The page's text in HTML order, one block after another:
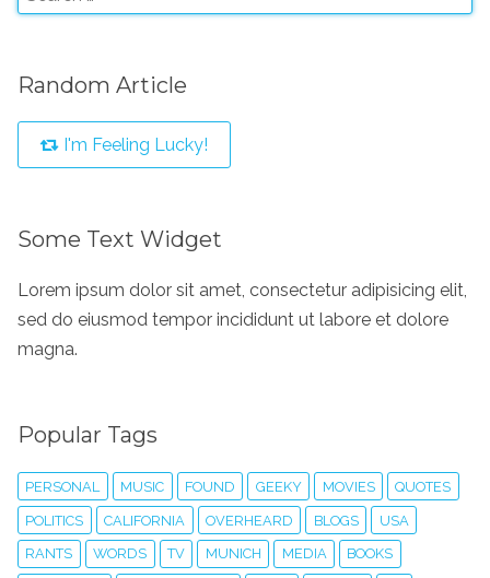
Random Article
I'm Feeling Lucky!
Some Text Widget
Lorem ipsum dolor sit amet, consectetur adipisicing elit,
sed do eiusmod tempor incididunt ut labore et dolore
magna.
Popular Tags
PERSONAL MUSIC FOUND GEEKY MOVIES QUOTES
POLITICS CALIFORNIA OVERHEARD BLOGS USA
RANTS WORDS TV MUNICH MEDIA BOOKS